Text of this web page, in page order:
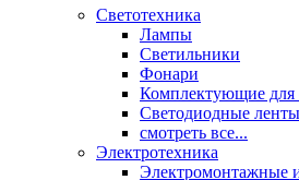
Светотехника
Лампы
Светильники
Фонари
Комплектующие для
Светодиодные ленты
смотреть все...
Электротехника
Электромонтажные